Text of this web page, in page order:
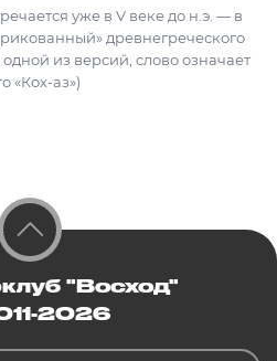
уже в V веке до н.э. — в
древнегреческого
из версий, слово означает
«Кох-аз»)
"Восход"
2026